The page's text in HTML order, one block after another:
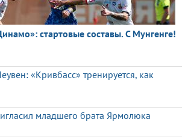
стартовые составы. С Мунгенге!
«Кривбасс» тренируется, как
младшего брата Ярмолюка